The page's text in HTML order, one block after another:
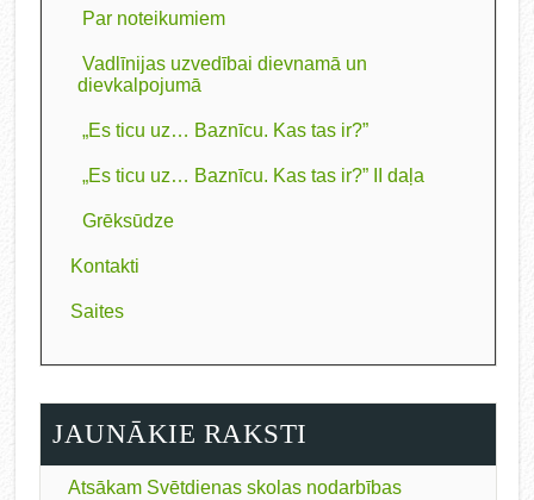
Par noteikumiem
Vadlīnijas uzvedībai dievnamā un
dievkalpojumā
„Es ticu uz… Baznīcu. Kas tas ir?”
„Es ticu uz… Baznīcu. Kas tas ir?” II daļa
Grēksūdze
Kontakti
Saites
JAUNĀKIE RAKSTI
Atsākam Svētdienas skolas nodarbības